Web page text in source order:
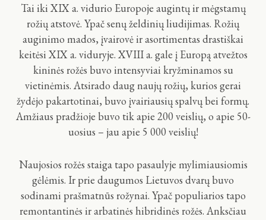
Tai iki XIX a. vidurio Europoje augintų ir mėgstamų
rožių atstovė. Ypač senų želdinių liudijimas. Rožių
auginimo mados, įvairovė ir asortimentas drastiškai
keitėsi XIX a. viduryje. XVIII a. gale į Europą atvežtos
kininės rožės buvo intensyviai kryžminamos su
vietinėmis. Atsirado daug naujų rožių, kurios gerai
žydėjo pakartotinai, buvo įvairiausių spalvų bei formų.
Amžiaus pradžioje buvo tik apie 200 veislių, o apie 50-
uosius – jau apie 5 000 veislių!
Naujosios rožės staiga tapo pasaulyje mylimiausiomis
gėlėmis. Ir prie daugumos Lietuvos dvarų buvo
sodinami prašmatnūs rožynai. Ypač populiarios tapo
remontantinės ir arbatinės hibridinės rožės. Anksčiau